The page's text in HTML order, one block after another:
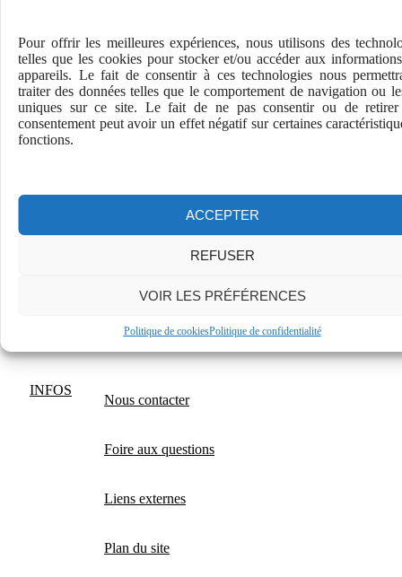
Pour offrir les meilleures expériences, nous utilisons des
telles que les cookies pour stocker et/ou accéder aux
appareils. Le fait de consentir à ces technologies nous
traiter des données telles que le comportement de navigation ou
uniques sur ce site. Le fait de ne pas consentir ou de retirer
consentement peut avoir un effet négatif sur certaines
fonctions.
ACCEPTER
REFUSER
VOIR LES PRÉFÉRENCES
Politique de cookiesPolitique de confidentialité
Le tir aux clays
Le tir à la poudre
Documents épreuves de tir
INFOS
Nous contacter
Foire aux questions
Liens externes
Plan du site